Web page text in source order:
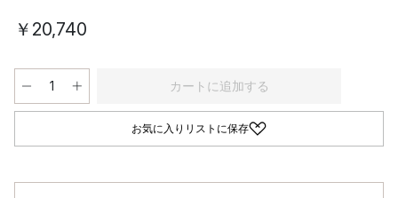
￥20,740
カートに追加する
お気に入りリストに保存